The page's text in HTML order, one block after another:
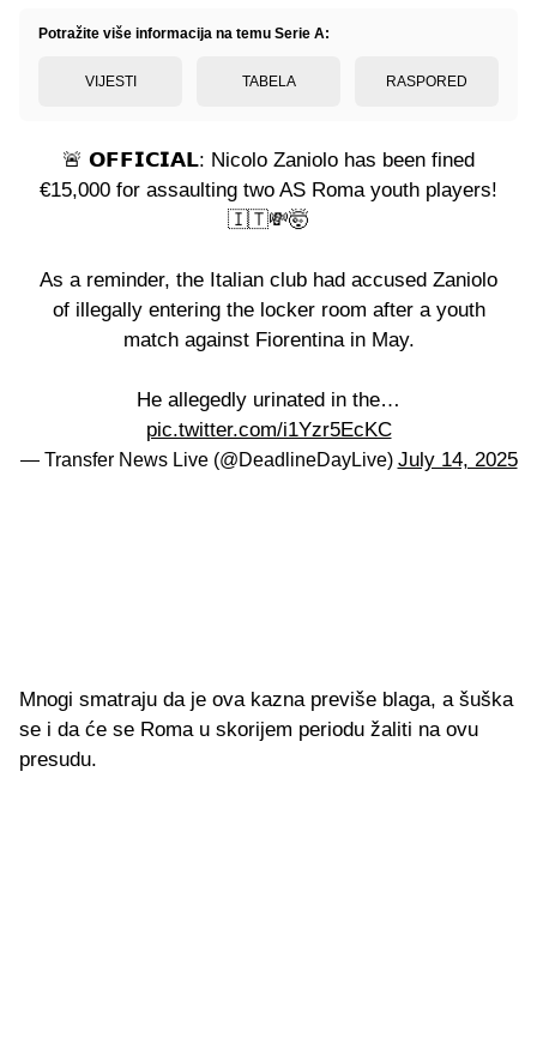
Potražite više informacija na temu Serie A:
VIJESTI TABELA RASPORED
🚨 𝗢𝗙𝗙𝗜𝗖𝗜𝗔𝗟: Nicolo Zaniolo has been fined
€15,000 for assaulting two AS Roma youth players!
🇮🇹💸🤯
As a reminder, the Italian club had accused Zaniolo
of illegally entering the locker room after a youth
match against Fiorentina in May.
He allegedly urinated in the…
pic.twitter.com/i1Yzr5EcKC
— Transfer News Live (@DeadlineDayLive) July 14, 2025
Mnogi smatraju da je ova kazna previše blaga, a šuška
se i da će se Roma u skorijem periodu žaliti na ovu
presudu.